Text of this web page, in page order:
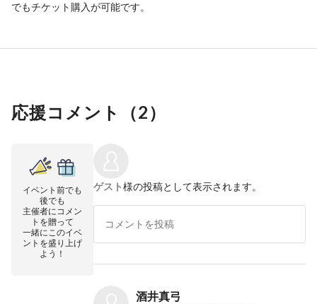
でもチケット購入が可能です。
応援コメント（2）
イベント前でも
後でも
主催者にコメン
トを贈って
一緒にこのイベ
ントを盛り上げ
よう！
ゲスト様の投稿として表示されます。
酒井真弓